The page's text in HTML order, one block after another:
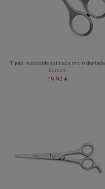
Tijera inoxidable satinada micro dentada
Eurostil
19,90 €